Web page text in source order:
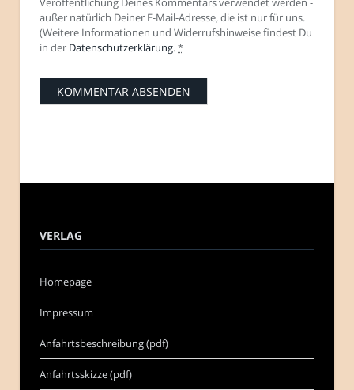
außer natürlich Deiner E-Mail-Adresse, die ist nur für uns.
(Weitere Informationen und Widerrufshinweise findest Du
in der Datenschutzerklärung.*
VERLAG
Homepage
Impressum
Anfahrtsbeschreibung (pdf)
Anfahrtsskizze (pdf)